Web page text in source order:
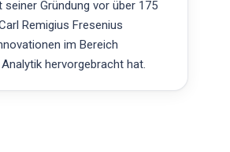
seiner Gründung vor über 175
Remigius Fresenius
im Bereich
hervorgebracht hat.